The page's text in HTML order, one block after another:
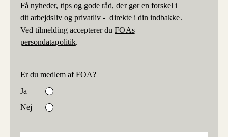
Få nyheder, tips og gode råd, der gør en forskel i
dit arbejdsliv og privatliv - direkte i din indbakke.
Ved tilmelding accepterer duFOAs
persondatapolitik.
Er du medlem af FOA?
Ja
Nej